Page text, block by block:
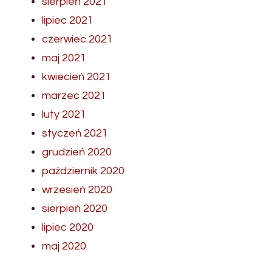
lipiec 2021
czerwiec 2021
maj 2021
kwiecień 2021
marzec 2021
luty 2021
styczeń 2021
grudzień 2020
październik 2020
wrzesień 2020
sierpień 2020
lipiec 2020
maj 2020